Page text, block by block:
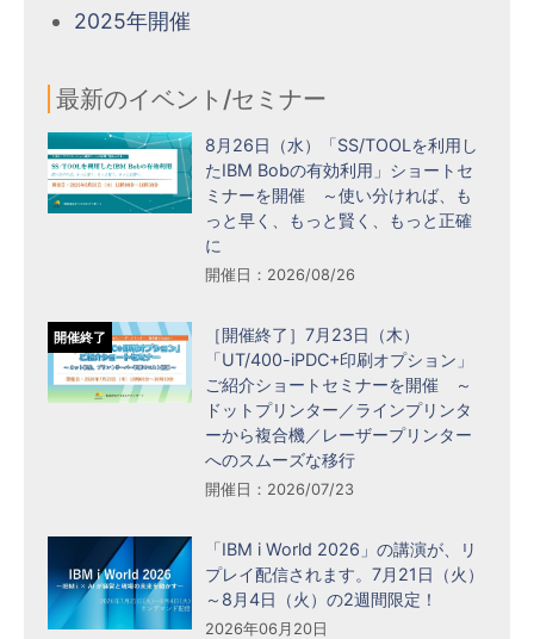
2025年開催
最新のイベント/セミナー
8月26日（水）「SS/TOOLを利用し
たIBM Bobの有効利用」ショートセ
ミナーを開催 ～使い分ければ、も
っと早く、もっと賢く、もっと正確
に
開催日：2026/08/26
開催終了
［開催終了］7月23日（木）
「UT/400-iPDC+印刷オプション」
ご紹介ショートセミナーを開催 ～
ドットプリンター／ラインプリンタ
ーから複合機／レーザープリンター
へのスムーズな移行
開催日：2026/07/23
「IBM i World 2026」の講演が、リ
プレイ配信されます。7月21日（火）
～8月4日（火）の2週間限定！
2026年06月20日